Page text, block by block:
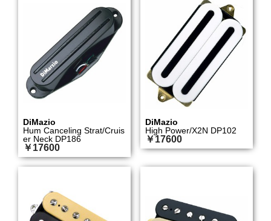
DiMazio
Hum Canceling Strat/Cruis
er Neck DP186
￥17600
DiMazio
High Power/X2N DP102
￥17600